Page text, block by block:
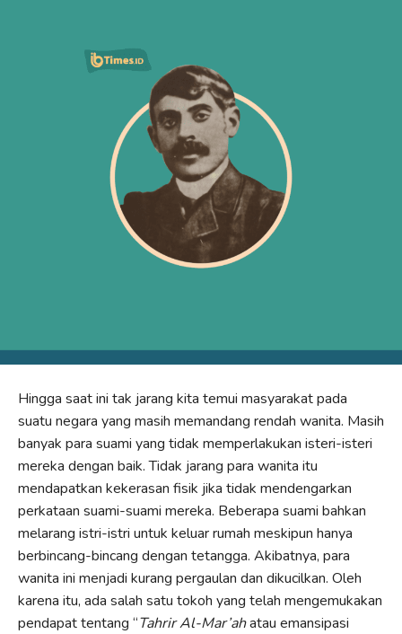
Hingga saat ini tak jarang kita temui masyarakat pada
suatu negara yang masih memandang rendah wanita. Masih
banyak para suami yang tidak memperlakukan isteri-isteri
mereka dengan baik. Tidak jarang para wanita itu
mendapatkan kekerasan fisik jika tidak mendengarkan
perkataan suami-suami mereka. Beberapa suami bahkan
melarang istri-istri untuk keluar rumah meskipun hanya
berbincang-bincang dengan tetangga. Akibatnya, para
wanita ini menjadi kurang pergaulan dan dikucilkan. Oleh
karena itu, ada salah satu tokoh yang telah mengemukakan
pendapat tentang “Tahrir Al-Mar’ahatau emansipasi